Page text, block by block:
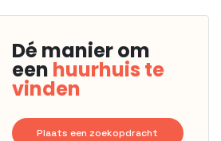
Dé manier om
een huurhuis te
vinden
Plaats een zoekopdracht